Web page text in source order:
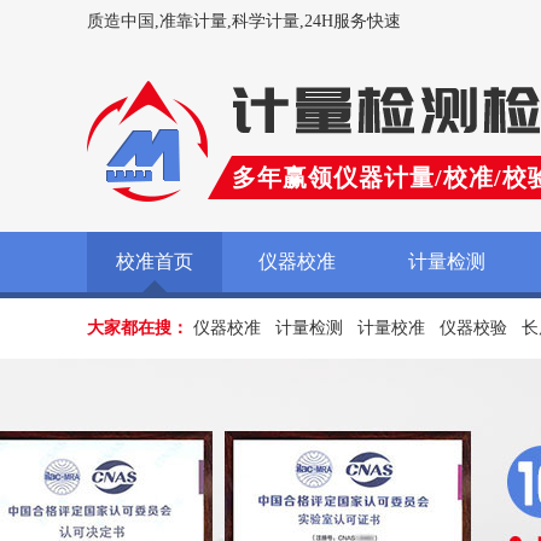
质造中国,准靠计量,科学计量,24H服务快速
多年赢领仪器计量/校准/校
校准首页 仪器校准 计量检测
大家都在搜： 仪器校准 计量检测 计量校准 仪器校验